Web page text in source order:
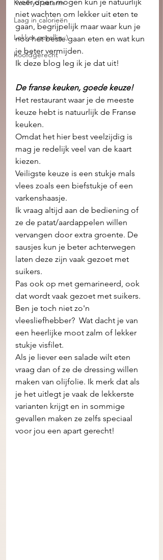
Koolhydraatarm
Laag in calorieën
Lekker gezellig :)
hoofdgerecht
niet wachten om lekker uit eten te
gaan, begrijpelijk maar waar kun je
nou het beste gaan eten en wat kun
je beter vermijden.
Ik deze blog leg ik je dat uit!
De franse keuken, goede keuze!
Het restaurant waar je de meeste
keuze hebt is natuurlijk de Franse
keuken.
Omdat het hier best veelzijdig is
mag je redelijk veel van de kaart
kiezen.
Veiligste keuze is een stukje mals
vlees zoals een biefstukje of een
varkenshaasje.
Ik vraag altijd aan de bediening of
ze de patat/aardappelen willen
vervangen door extra groente. De
sausjes kun je beter achterwegen
laten deze zijn vaak gezoet met
suikers.
Pas ook op met gemarineerd, ook
dat wordt vaak gezoet met suikers.
Ben je toch niet zo'n
vleesliefhebber?  Wat dacht je van
een heerlijke moot zalm of lekker
stukje visfilet.
Als je liever een salade wilt eten
vraag dan of ze de dressing willen
maken van olijfolie. Ik merk dat als
je het uitlegt je vaak de lekkerste
varianten krijgt en in sommige
gevallen maken ze zelfs speciaal
voor jou een apart gerecht!